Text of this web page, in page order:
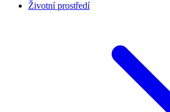
Životní prostředí